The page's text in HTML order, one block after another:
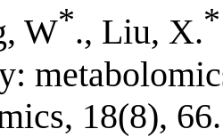
W*., Liu, X.*
18(8), 66.